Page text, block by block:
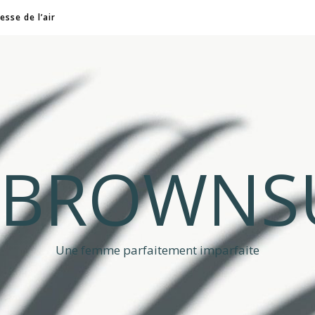
de l’air
Une femme parfaitement imparfaite